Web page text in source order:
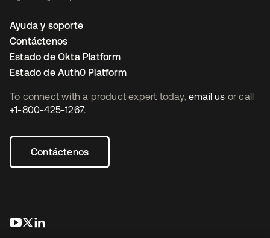
To connect with a product expert today, email us or call
+1-800-425-1267.
Contáctenos
se abre en una pestaña nueva
se abre en una pestaña nueva
Ayuda y soporte
Contáctenos
Estado de Okta Platform
Estado de Auth0 Platform